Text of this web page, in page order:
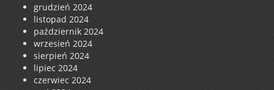
grudzień 2024
listopad 2024
październik 2024
wrzesień 2024
sierpień 2024
lipiec 2024
czerwiec 2024